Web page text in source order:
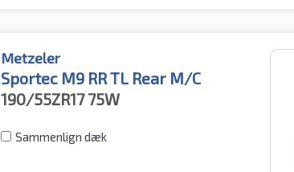
Metzeler
Sportec M9 RR TL Rear M/C
190/55ZR1775W
Sammenlign dæk